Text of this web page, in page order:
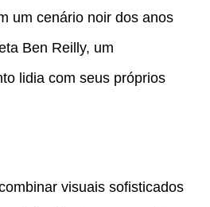
um cenário noir dos anos
Ben Reilly, um
lidia com seus próprios
visuais sofisticados